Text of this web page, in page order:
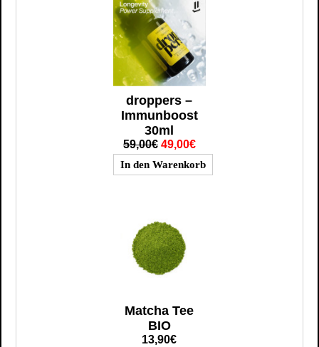
droppers –
Immunboost
30ml
59,00€ 49,00€
Matcha Tee
BIO
13,90€